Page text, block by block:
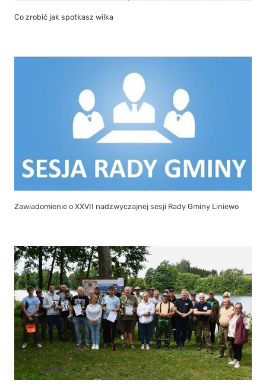
Co zrobić jak spotkasz wilka
Zawiadomienie o XXVII nadzwyczajnej sesji Rady Gminy Liniewo